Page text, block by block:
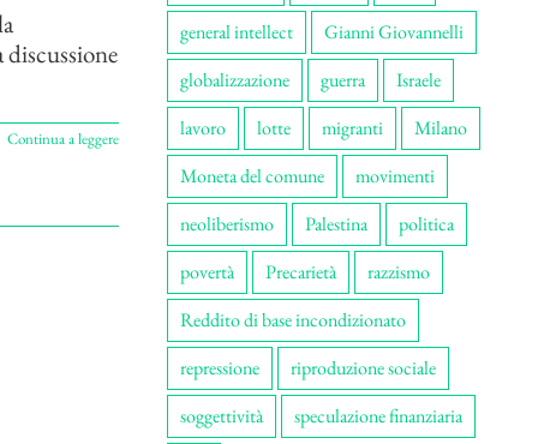
Continua a leggere
general intellect
Gianni Giovannelli
globalizzazione
guerra
Israele
lavoro
lotte migranti
Milano
Moneta del comune
movimenti
neoliberismo
Palestina
politica
povertà
Precarietà
razzismo
Reddito di base incondizionato
repressione
riproduzione sociale
soggettività
speculazione finanziaria